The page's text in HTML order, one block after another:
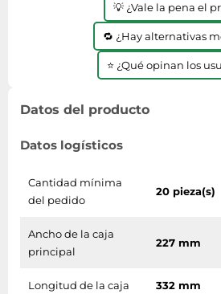
💡 ¿Vale la pena el
🔁 ¿Hay alternativas
⭐ ¿Qué opinan los
Datos del producto
Datos logísticos
Cantidad mínima
del pedido
20 pieza(s)
Ancho de la caja
principal
227 mm
Longitud de la caja 332 mm